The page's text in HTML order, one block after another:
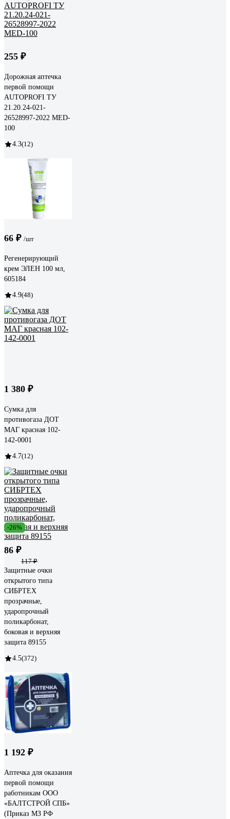
255 ₽
Дорожная аптечка
первой помощи
AUTOPROFI ТУ
21.20.24-021-
26528997-2022 MED-
100
4.3(12)
66 ₽ /шт
Регенерирующий
крем ЭЛЕН 100 мл,
605184
4.9(48)
1 380 ₽
Сумка для
противогаза ДОТ
МАГ красная 102-
142-0001
4.7(12)
-26%
86 ₽
117 ₽
Защитные очки
открытого типа
СИБРТЕХ
прозрачные,
ударопрочный
поликарбонат,
боковая и верхняя
защита 89155
4.5(372)
1 192 ₽
Аптечка для оказания
первой помощи
работникам ООО
«БАЛТСТРОЙ СПБ»
(Приказ МЗ РФ